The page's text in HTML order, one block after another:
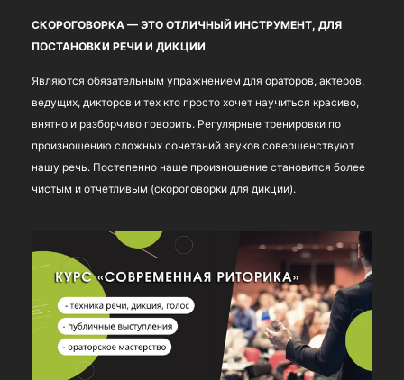
СКОРОГОВОРКА — ЭТО ОТЛИЧНЫЙ ИНСТРУМЕНТ, ДЛЯ
ПОСТАНОВКИ РЕЧИ И ДИКЦИИ
Являются обязательным упражнением для ораторов, актеров,
ведущих, дикторов и тех кто просто хочет научиться красиво,
внятно и разборчиво говорить. Регулярные тренировки по
произношению сложных сочетаний звуков совершенствуют
нашу речь. Постепенно наше произношение становится более
чистым и отчетливым (скороговорки для дикции).